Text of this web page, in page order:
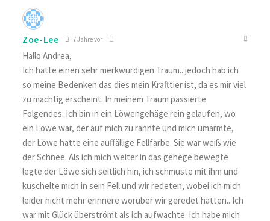
Zoe-Lee 7 Jahre vor
Hallo Andrea,
Ich hatte einen sehr merkwürdigen Traum.. jedoch hab ich
so meine Bedenken das dies mein Krafttier ist, da es mir viel
zu mächtig erscheint. In meinem Traum passierte
Folgendes: Ich bin in ein Löwengehäge rein gelaufen, wo
ein Löwe war, der auf mich zu rannte und mich umarmte,
der Löwe hatte eine auffällige Fellfarbe. Sie war weiß wie
der Schnee. Als ich mich weiter in das gehege bewegte
legte der Löwe sich seitlich hin, ich schmuste mit ihm und
kuschelte mich in sein Fell und wir redeten, wobei ich mich
leider nicht mehr erinnere worüber wir geredet hatten.. Ich
war mit Glück überströmt als ich aufwachte. Ich habe mich